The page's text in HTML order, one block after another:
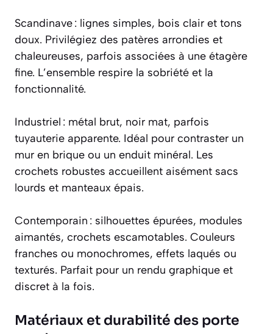
Scandinave : lignes simples, bois clair et tons
doux. Privilégiez des patères arrondies et
chaleureuses, parfois associées à une étagère
fine. L’ensemble respire la sobriété et la
fonctionnalité.
Industriel : métal brut, noir mat, parfois
tuyauterie apparente. Idéal pour contraster un
mur en brique ou un enduit minéral. Les
crochets robustes accueillent aisément sacs
lourds et manteaux épais.
Contemporain : silhouettes épurées, modules
aimantés, crochets escamotables. Couleurs
franches ou monochromes, effets laqués ou
texturés. Parfait pour un rendu graphique et
discret à la fois.
Matériaux et durabilité des porte